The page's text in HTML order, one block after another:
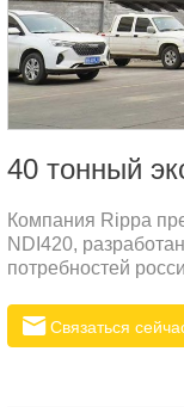
40 тонный
Компания Rippa
NDI420,
потребностей
строительных и
Связаться